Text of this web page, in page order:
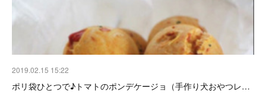
2019.02.15 15:22
ポリ袋ひとつで♪トマトのポンデケージョ（手作り犬おやつレ…